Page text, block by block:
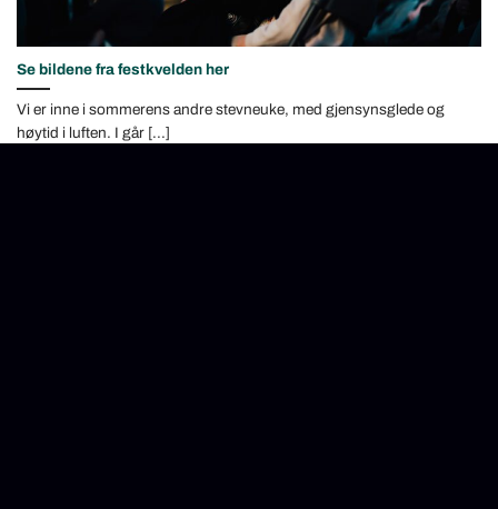
Se bildene fra festkvelden her
Vi er inne i sommerens andre stevneuke, med gjensynsglede og
høytid i luften. I går [...]